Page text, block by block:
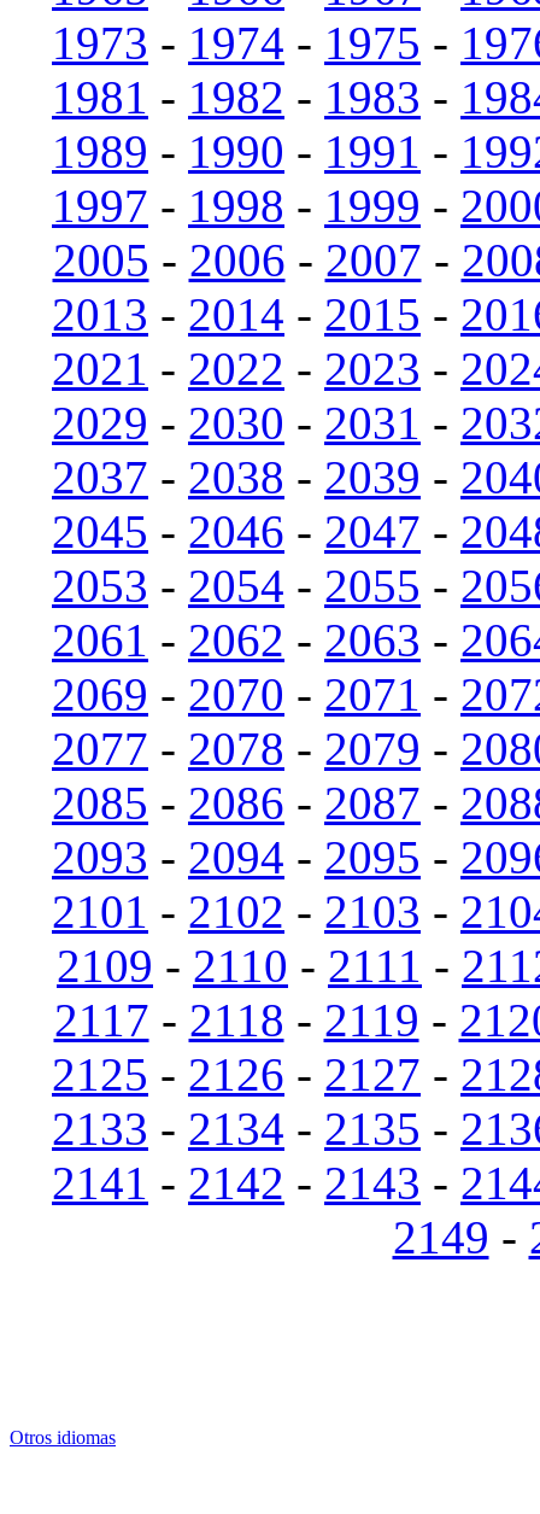
1973 - 1974 - 1975 -
1981 - 1982 - 1983 -
1989 - 1990 - 1991 -
1997 - 1998 - 1999 -
2005 - 2006 - 2007 -
2013 - 2014 - 2015 -
2021 - 2022 - 2023 -
2029 - 2030 - 2031 -
2037 - 2038 - 2039 -
2045 - 2046 - 2047 -
2053 - 2054 - 2055 -
2061 - 2062 - 2063 -
2069 - 2070 - 2071 -
2077 - 2078 - 2079 -
2085 - 2086 - 2087 -
2093 - 2094 - 2095 -
2101 - 2102 - 2103 -
2109 - 2110 - 2111 -
2117 - 2118 - 2119 -
2125 - 2126 - 2127 -
2133 - 2134 - 2135 -
2141 - 2142 - 2143 -
2149 -
Otros idiomas